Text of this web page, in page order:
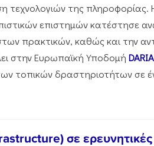
τεχνολογιών της
επιστημών κατέστησε
πρακτικών, καθώς και την
στην Ευρωπαϊκή Υποδομή
τοπικών δραστηριοτήτων σε
σε ερευνητικές